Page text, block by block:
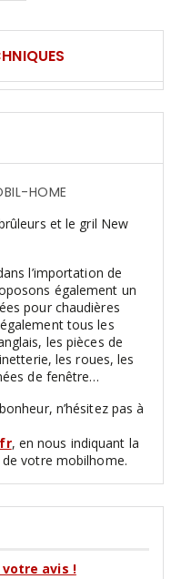
HOME
et le gril New
l’importation de
également un
pour chaudières
tous les
les pièces de
les roues, les
de fenêtre…
n’hésitez pas à
, en nous indiquant la
votre mobilhome.
votre avis !